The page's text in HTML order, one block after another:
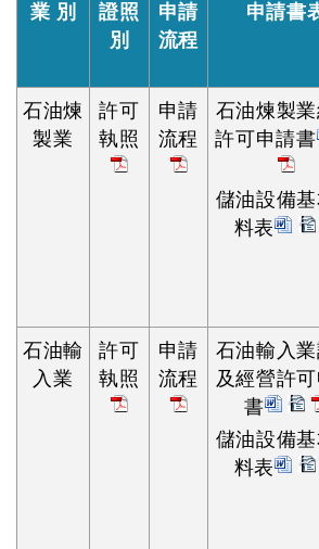
業 別
證照
別
申請
流程
申請書
石油煉
製業
許可
執照
申請
流程
石油煉製
許可申請書
儲油設備
料表
石油輸
入業
許可
執照
申請
流程
石油輸入
及經營許
書
儲油設備
料表